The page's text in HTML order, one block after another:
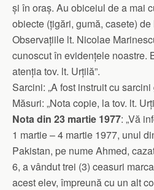
și în oraș. Au obiceiul de a mai
obiecte (țigări, gumă, casete) de
Observațiile lt. Nicolae
cunoscut în evidențele noastre.
atenția tov. lt. Urțilă”.
Sarcini: „A fost instruit cu sarcini
Măsuri: „Nota copie, la tov. lt.
Nota din 23 martie 1977: „Vă
1 martie – 4 martie 1977, unul
Pakistan, pe nume Ahmed,
6, a vândut trei (3) ceasuri
acest elev, împreună cu un alt